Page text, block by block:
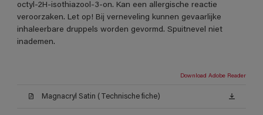
octyl-2H-isothiazool-3-on. Kan een allergische reactie
veroorzaken. Let op! Bij verneveling kunnen gevaarlijke
inhaleerbare druppels worden gevormd. Spuitnevel niet
inademen.
Download Adobe Reader
Magnacryl Satin (Technische fiche)